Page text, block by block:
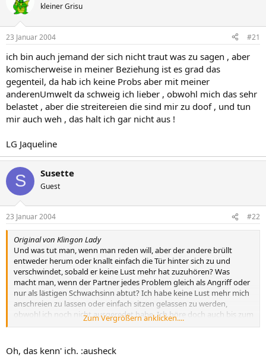
kleiner Grisu
23 Januar 2004 #21
ich bin auch jemand der sich nicht traut was zu sagen , aber
komischerweise in meiner Beziehung ist es grad das
gegenteil, da hab ich keine Probs aber mit meiner
anderenUmwelt da schweig ich lieber , obwohl mich das sehr
belastet , aber die streitereien die sind mir zu doof , und tun
mir auch weh , das halt ich gar nicht aus !
LG Jaqueline
S Susette
Guest
23 Januar 2004 #22
Original von Klingon Lady
Und was tut man, wenn man reden will, aber der andere brüllt
entweder herum oder knallt einfach die Tür hinter sich zu und
verschwindet, sobald er keine Lust mehr hat zuzuhören? Was
macht man, wenn der Partner jedes Problem gleich als Angriff oder
nur als lästigen Schwachsinn abtut? Ich habe keine Lust mehr mich
anschreien zu lassen oder einfach sitzen gelassen zu werden,
obwohl ich noch nicht ausgeredet habe. Ich höre doch auch bis zum
Ende zu, wenn man mir etwas sagen will! Ich weiß nicht mehr weiter,
davor, heute abend wieder nach Hause zu gehen. Ich kann einfach
nicht mehr.
Zum Vergrößern anklicken....
Oh, das kenn' ich. :ausheck